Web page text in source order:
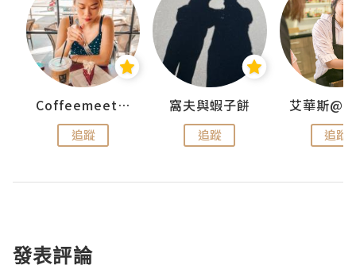
Coffeemeetjojo
追蹤
窩夫與蝦子餅
追蹤 追蹤
發表評論